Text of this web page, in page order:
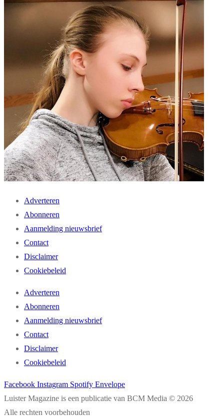
Adverteren
Abonneren
Aanmelding nieuwsbrief
Contact
Disclaimer
Cookiebeleid
Adverteren
Abonneren
Aanmelding nieuwsbrief
Contact
Disclaimer
Cookiebeleid
Facebook Instagram Spotify Envelope
Luister Magazine is een publicatie van BCM Media © 2026
Alle rechten voorbehouden